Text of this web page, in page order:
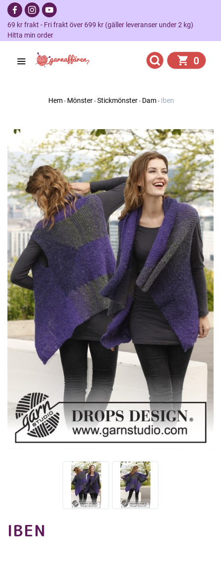
69 kr frakt - Fri frakt över 699 kr (gäller leveranser under 2 kg)
Hitta min order
0
Hem Mönster Stickmönster Dam Iben
IBEN